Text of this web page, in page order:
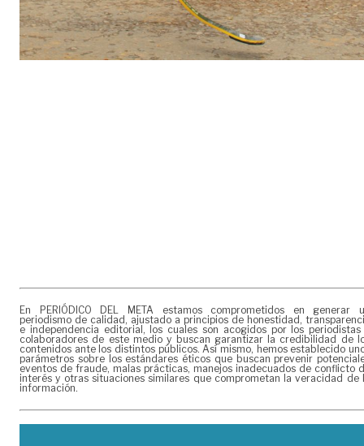
En PERIÓDICO DEL META estamos comprometidos en generar
periodismo de calidad, ajustado a principios de honestidad,
e independencia editorial, los cuales son acogidos por los periodistas
colaboradores de este medio y buscan garantizar la credibilidad de
contenidos ante los distintos públicos. Así mismo, hemos establecido
parámetros sobre los estándares éticos que buscan prevenir
eventos de fraude, malas prácticas, manejos inadecuados de conflicto
interés y otras situaciones similares que comprometan la veracidad de
información.